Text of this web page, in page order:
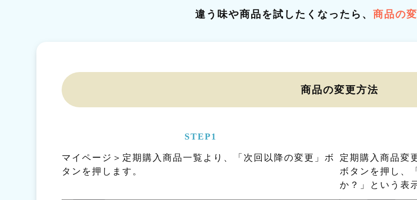
違う味や商品を試したくなったら、 商品の
商品の変更方法
STEP1
マイページ＞定期購入商品一覧より、「次回以降の変更」ボ
タンを押します。
定期購入商品変
ボタンを押し、
か？」という表